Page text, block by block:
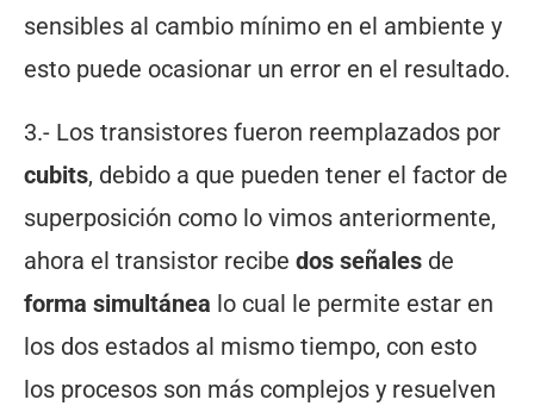
sensibles al cambio mínimo en el ambiente y
esto puede ocasionar un error en el resultado.
3.- Los transistores fueron reemplazados por
cubits, debido a que pueden tener el factor de
superposición como lo vimos anteriormente,
ahora el transistor recibe dos señales de
forma simultánea lo cual le permite estar en
los dos estados al mismo tiempo, con esto
los procesos son más complejos y resuelven